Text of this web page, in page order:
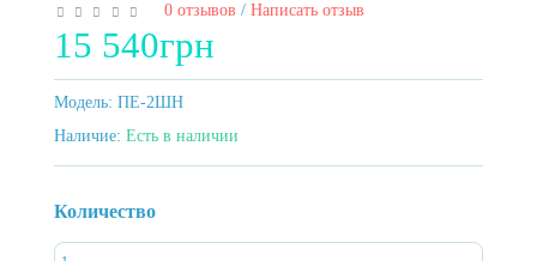
0 отзывов / Написать отзыв
15 540грн
Модель: ПЕ-2ШН
Наличие: Есть в наличии
Количество